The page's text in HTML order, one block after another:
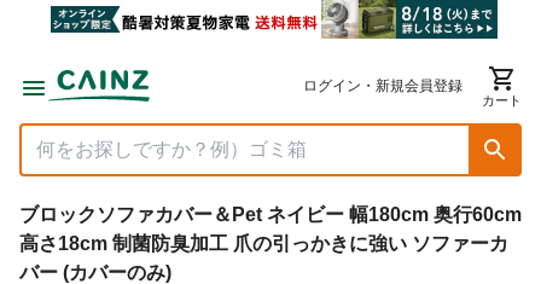
ログイン・新規会員登録
カート
ブロックソファカバー＆Pet ネイビー 幅180cm 奥行60cm
高さ18cm 制菌防臭加工 爪の引っかきに強い ソファーカ
バー (カバーのみ)